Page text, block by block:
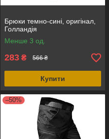
Брюки темно-сині, оригінал,
Голландія
Менше 3 од.
283 ₴ 566 ₴
Купити
–50%